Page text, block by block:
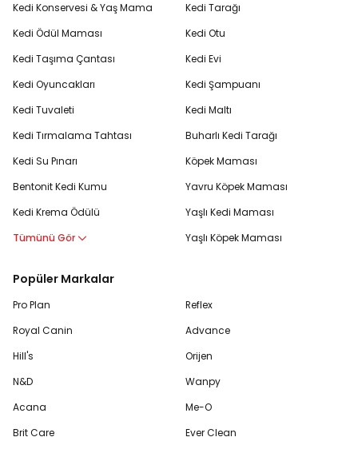
Kedi Konservesi & Yaş Mama
Kedi Ödül Maması
Kedi Taşıma Çantası
Kedi Oyuncakları
Kedi Tuvaleti
Kedi Tırmalama Tahtası
Kedi Su Pınarı
Bentonit Kedi Kumu
Kedi Krema Ödülü
Tümünü Gör
Kedi Tarağı
Kedi Otu
Kedi Evi
Kedi Şampuanı
Kedi Maltı
Buharlı Kedi Tarağı
Köpek Maması
Yavru Köpek Maması
Yaşlı Kedi Maması
Yaşlı Köpek Maması
Popüler Markalar
Pro Plan
Royal Canin
Hill's
N&D
Acana
Brit Care
Reflex
Advance
Orijen
Wanpy
Me-O
Ever Clean